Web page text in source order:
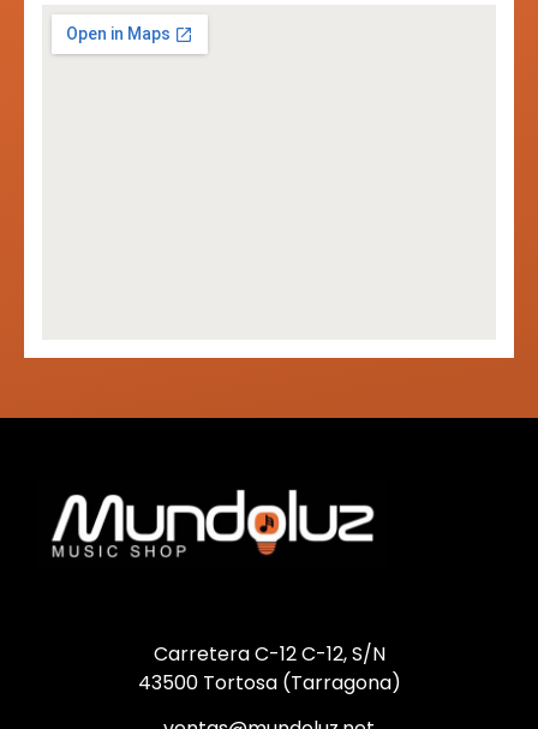
Carretera C-12 C-12, S/N
43500 Tortosa (Tarragona)